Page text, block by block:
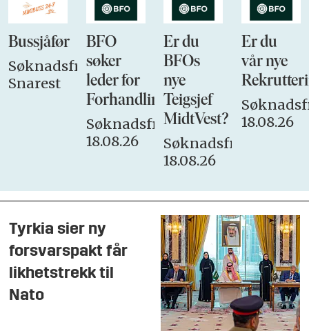
Bussjåfør
Søknadsfrist:
Snarest
BFO
søker
leder for
Forhandlingsutvalget
Søknadsfrist:
18.08.26
Er du
BFOs
nye
Teigsjef
MidtVest?
Søknadsfrist:
18.08.26
Er du
vår nye
18.08.26
Tyrkia sier ny
forsvarspakt får
likhetstrekk til
Nato